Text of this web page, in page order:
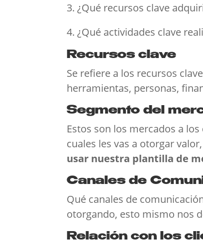
¿Qué recursos clave
¿Qué actividades clave
Recursos clave
Se refiere a los recursos
herramientas, personas,
Segmento del
Estos son los mercados a
cuales les vas a otorgar
usar nuestra plantilla de
Canales de
Qué canales de
otorgando, esto mismo nos
Relación con los